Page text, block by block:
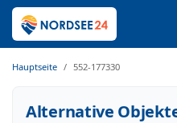
Hauptseite 552-177330
Alternative